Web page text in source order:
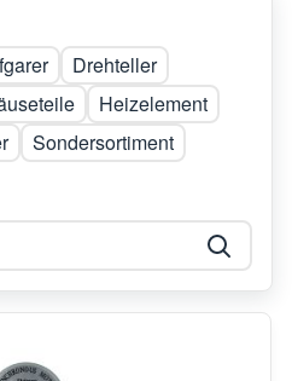
Drehteller
Heizelement
Sondersortiment